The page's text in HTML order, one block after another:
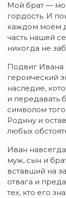
Мой брат —
гордость. И
каждом моём
часть нашей
никогда не
Подвиг Ивана
героический
наследие,
и передавать
символом
Родину и
любых
Иван
муж, сын и
вставший на
отвага и
тех, кто его